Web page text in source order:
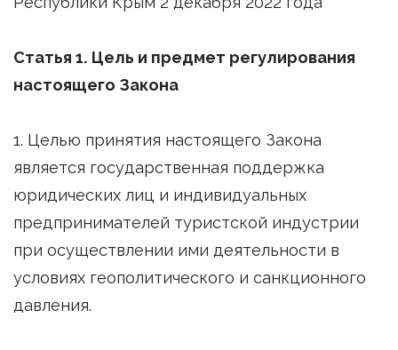
Статья 1. Цель и предмет регулирования
настоящего Закона
1. Целью принятия настоящего Закона
является государственная поддержка
юридических лиц и индивидуальных
предпринимателей туристской индустрии
при осуществлении ими деятельности в
условиях геополитического и санкционного
давления.